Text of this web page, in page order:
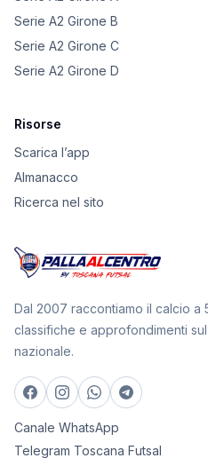
Serie A2 Girone B
Serie A2 Girone C
Serie A2 Girone D
Risorse
Scarica l’app
Almanacco
Ricerca nel sito
Dal 2007 raccontiamo il calcio a
classifiche e approfondimenti
nazionale.
Canale WhatsApp
Telegram Toscana Futsal